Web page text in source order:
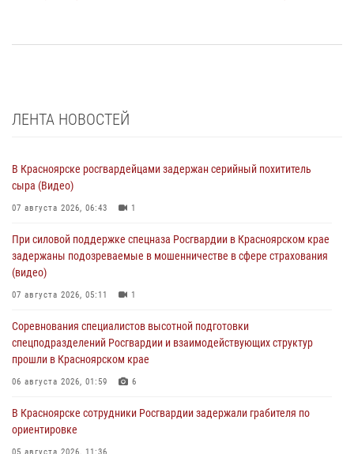
ЛЕНТА НОВОСТЕЙ
В Красноярске росгвардейцами задержан серийный похититель
сыра (Видео)
07 августа 2026, 06:43 1
При силовой поддержке спецназа Росгвардии в Красноярском крае
задержаны подозреваемые в мошенничестве в сфере страхования
(видео)
07 августа 2026, 05:11 1
Соревнования специалистов высотной подготовки
спецподразделений Росгвардии и взаимодействующих структур
прошли в Красноярском крае
06 августа 2026, 01:59 6
В Красноярске сотрудники Росгвардии задержали грабителя по
ориентировке
05 августа 2026, 11:36